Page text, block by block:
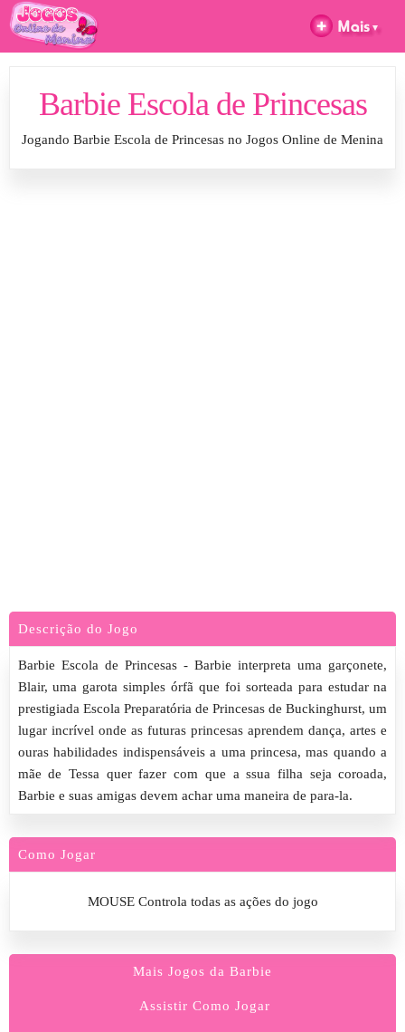
Barbie Escola de Princesas
Jogando Barbie Escola de Princesas no Jogos Online de Menina
Descrição do Jogo
Barbie Escola de Princesas - Barbie interpreta uma garçonete,
Blair, uma garota simples órfã que foi sorteada para estudar na
prestigiada Escola Preparatória de Princesas de Buckinghurst, um
lugar incrível onde as futuras princesas aprendem dança, artes e
ouras habilidades indispensáveis a uma princesa, mas quando a
mãe de Tessa quer fazer com que a ssua filha seja coroada,
Barbie e suas amigas devem achar uma maneira de para-la.
Como Jogar
MOUSE Controla todas as ações do jogo
Mais Jogos da Barbie
Assistir Como Jogar